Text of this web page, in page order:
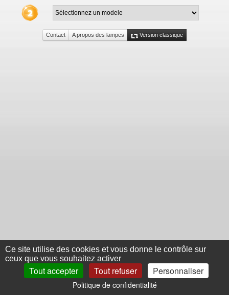
Contact A propos des lampes Version classique
Ce site utilise des cookies et vous donne le contrôle sur
ceux que vous souhaitez activer
Tout accepter Tout refuser Personnaliser
Politique de confidentialité